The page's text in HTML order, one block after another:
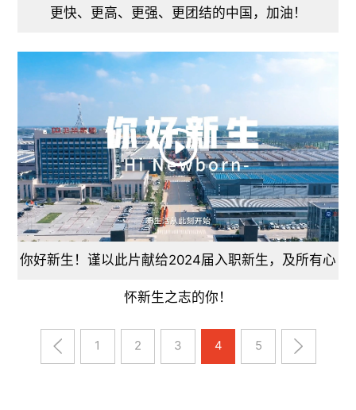
更快、更高、更强、更团结的中国，加油！
你好新生！谨以此片献给2024届入职新生，及所有心
怀新生之志的你！
1 2 3 4 5